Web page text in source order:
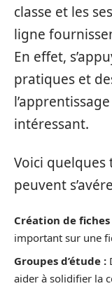
classe et les
ligne
En effet,
pratiques et
intéressant.
Voici
peuvent
Création de
important sur une
Groupes d’étude :
aider à solidifier la